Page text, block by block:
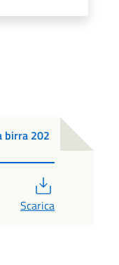
birra 202
Scarica